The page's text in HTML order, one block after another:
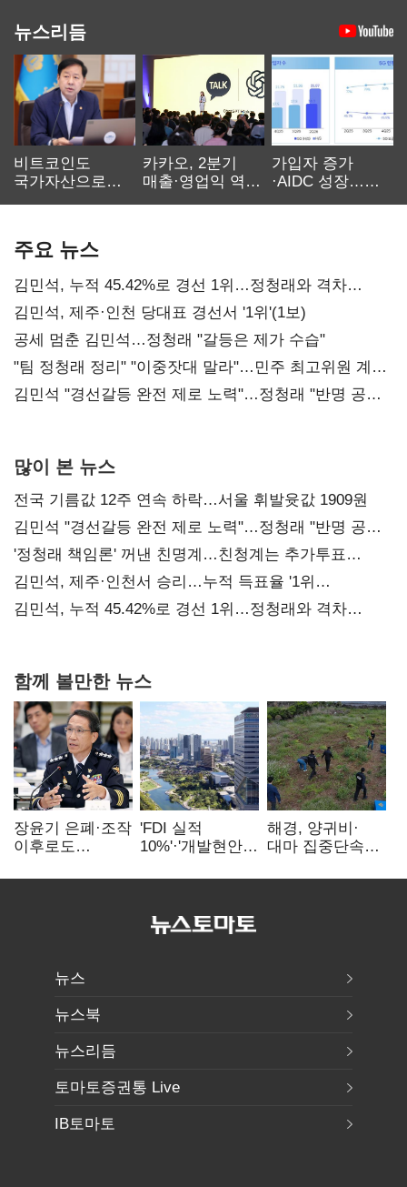
뉴스리듬
비트코인도
국가자산으로…'
카카오, 2분기
매출·영업익 역대
가입자 증가
·AIDC 성장…
주요 뉴스
김민석, 누적 45.42%로 경선 1위…정청래와 격차
0.86%p(2보)
김민석, 제주·인천 당대표 경선서 '1위'(1보)
공세 멈춘 김민석…정청래 "갈등은 제가 수습"
"팀 정청래 정리" "이중잣대 말라"…민주 최고위원 계파
다툼 격화
김민석 "경선갈등 완전 제로 노력"…정청래 "반명 공세
많이 본 뉴스
전국 기름값 12주 연속 하락…서울 휘발윳값 1909원
김민석 "경선갈등 완전 제로 노력"…정청래 "반명 공세
사과부터"
'정청래 책임론' 꺼낸 친명계…친청계는 추가투표
때리기
김민석, 제주·인천서 승리…누적 득표율 '1위
탈환'(종합)
김민석, 누적 45.42%로 경선 1위…정청래와 격차
함께 볼만한 뉴스
장윤기 은폐·조작
이후로도
내부비위…경찰
'FDI 실적
10%'·'개발현안
인천경제청장
해경, 양귀비·
대마 집중단속…
249명 검거
뉴스
뉴스북
뉴스리듬
토마토증권통 Live
IB토마토